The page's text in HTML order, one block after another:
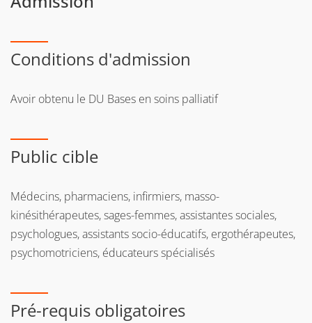
Conditions d'admission
Avoir obtenu le DU Bases en soins palliatif
Public cible
Médecins, pharmaciens, infirmiers, masso-
kinésithérapeutes, sages-femmes, assistantes sociales,
psychologues, assistants socio-éducatifs, ergothérapeutes,
psychomotriciens, éducateurs spécialisés
Pré-requis obligatoires